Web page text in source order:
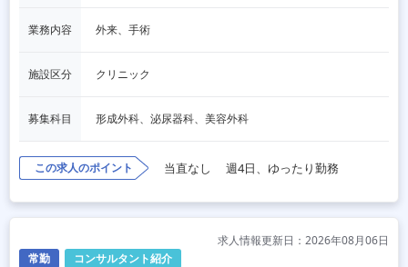
業務内容 外来、手術
施設区分 クリニック
募集科目 形成外科、泌尿器科、美容外科
この求人のポイント 当直なし 週4日、ゆったり勤務
常勤 コンサルタント紹介
求人情報更新日：2026年08月06日